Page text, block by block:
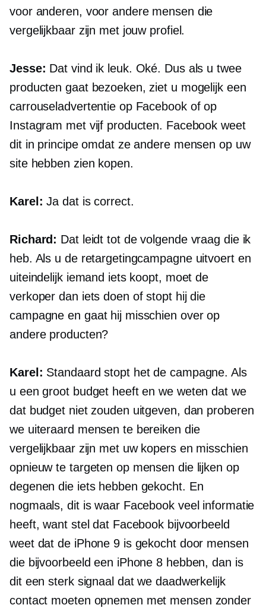
voor anderen, voor andere mensen die
vergelijkbaar zijn met jouw profiel.
Jesse: Dat vind ik leuk. Oké. Dus als u twee
producten gaat bezoeken, ziet u mogelijk een
carrouseladvertentie op Facebook of op
Instagram met vijf producten. Facebook weet
dit in principe omdat ze andere mensen op uw
site hebben zien kopen.
Karel: Ja dat is correct.
Richard: Dat leidt tot de volgende vraag die ik
heb. Als u de retargetingcampagne uitvoert en
uiteindelijk iemand iets koopt, moet de
verkoper dan iets doen of stopt hij die
campagne en gaat hij misschien over op
andere producten?
Karel: Standaard stopt het de campagne. Als
u een groot budget heeft en we weten dat we
dat budget niet zouden uitgeven, dan proberen
we uiteraard mensen te bereiken die
vergelijkbaar zijn met uw kopers en misschien
opnieuw te targeten op mensen die lijken op
degenen die iets hebben gekocht. En
nogmaals, dit is waar Facebook veel informatie
heeft, want stel dat Facebook bijvoorbeeld
weet dat de iPhone 9 is gekocht door mensen
die bijvoorbeeld een iPhone 8 hebben, dan is
dit een sterk signaal dat we daadwerkelijk
contact moeten opnemen met mensen zonder